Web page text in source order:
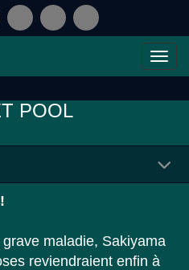
POOL
maladie, Sakiyama
reviendraient enfin à